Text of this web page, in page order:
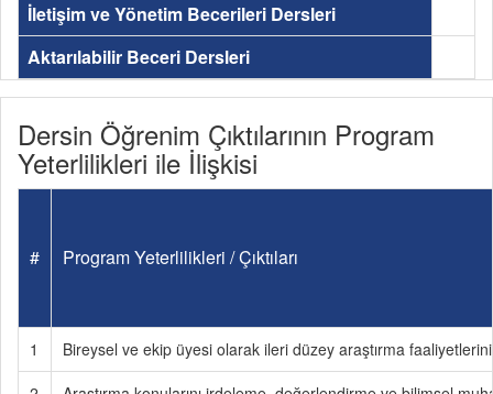
İletişim ve Yönetim Becerileri Dersleri
Aktarılabilir Beceri Dersleri
Dersin Öğrenim Çıktılarının Program
Yeterlilikleri ile İlişkisi
# Program Yeterlilikleri / Çıktıları
1
Bireysel ve ekip üyesi olarak ileri düzey araştırma